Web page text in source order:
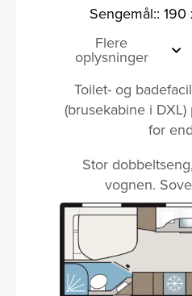
Sengemål:: 190
Flere
oplysninger
Toilet- og
(brusekabine i
for
Stor
vognen.